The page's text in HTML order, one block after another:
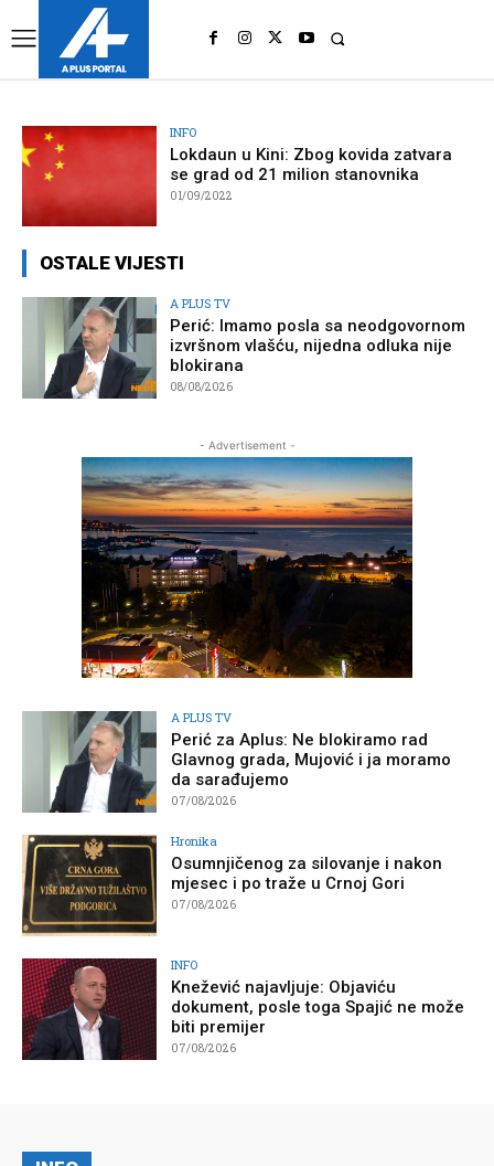
INFO
Lokdaun u Kini: Zbog kovida zatvara
se grad od 21 milion stanovnika
01/09/2022
OSTALE VIJESTI
A PLUS TV
Perić: Imamo posla sa neodgovornom
izvršnom vlašću, nijedna odluka nije
blokirana
08/08/2026
- Advertisement -
A PLUS TV
Perić za Aplus: Ne blokiramo rad
Glavnog grada, Mujović i ja moramo
da sarađujemo
07/08/2026
Hronika
Osumnjičenog za silovanje i nakon
mjesec i po traže u Crnoj Gori
07/08/2026
INFO
Knežević najavljuje: Objaviću
dokument, posle toga Spajić ne može
biti premijer
07/08/2026